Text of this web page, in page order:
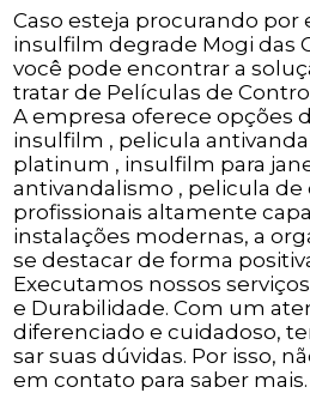
Caso esteja procurando por
insulfilm degrade Mogi das
você pode encontrar a
tratar de Películas de
A empresa oferece opções
insulfilm , pelicula
platinum , insulfilm para
antivandalismo , pelicula de
profissionais altamente
instalações modernas, a
se destacar de forma
Executamos nossos
e Durabilidade. Com um
diferenciado e cuidadoso,
sar suas dúvidas. Por isso,
em contato para saber mais.